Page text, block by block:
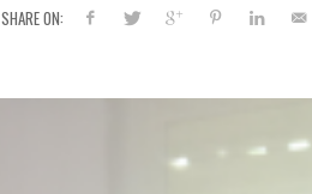
SHARE ON: